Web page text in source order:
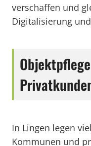
verschaffen und
Digitalisierung
In Lingen legen
Kommunen und